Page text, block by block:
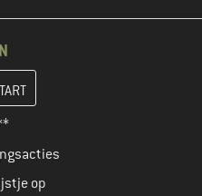
in de volgende stap je
op